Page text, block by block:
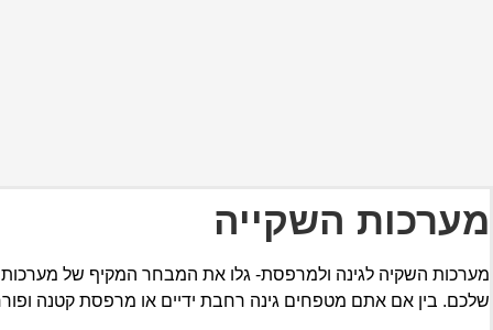
מערכות השקייה
מערכות השקיה לגינה ולמרפסת- גלו את המבחר המקיף של מערכות
שלכם. בין אם אתם מטפחים גינה רחבת ידיים או מרפסת קטנה